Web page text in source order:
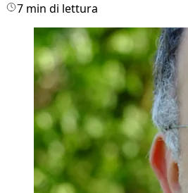
7 min di lettura